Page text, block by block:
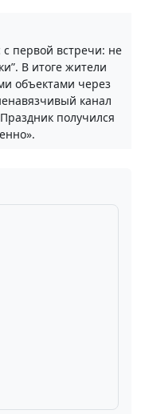
первой встречи: не
В итоге жители
объектами через
канал
получился